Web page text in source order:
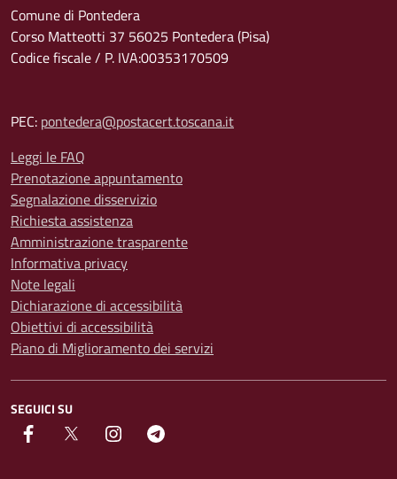
Comune di Pontedera
Corso Matteotti 37 56025 Pontedera (Pisa)
Codice fiscale / P. IVA:00353170509
PEC: pontedera@postacert.toscana.it
Leggi le FAQ
Prenotazione appuntamento
Segnalazione disservizio
Richiesta assistenza
Amministrazione trasparente
Informativa privacy
Note legali
Dichiarazione di accessibilità
Obiettivi di accessibilità
Piano di Miglioramento dei servizi
SEGUICI SU
facebook Twitter instagram